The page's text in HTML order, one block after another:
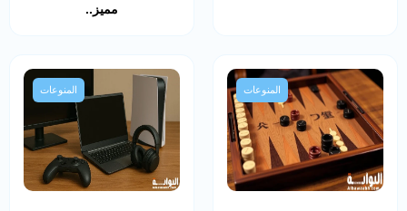
مميز..
المنوعات المنوعات